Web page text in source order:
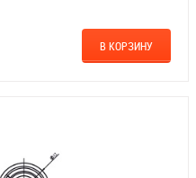
В КОРЗИНУ